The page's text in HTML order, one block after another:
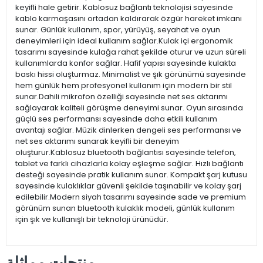
keyifli hale getirir. Kablosuz bağlantı teknolojisi sayesinde
kablo karmaşasını ortadan kaldırarak özgür hareket imkanı
sunar. Günlük kullanım, spor, yürüyüş, seyahat ve oyun
deneyimleri için ideal kullanım sağlar.Kulak içi ergonomik
tasarımı sayesinde kulağa rahat şekilde oturur ve uzun süreli
kullanımlarda konfor sağlar. Hafif yapısı sayesinde kulakta
baskı hissi oluşturmaz. Minimalist ve şık görünümü sayesinde
hem günlük hem profesyonel kullanım için modern bir stil
sunar.Dahili mikrofon özelliği sayesinde net ses aktarımı
sağlayarak kaliteli görüşme deneyimi sunar. Oyun sırasında
güçlü ses performansı sayesinde daha etkili kullanım
avantajı sağlar. Müzik dinlerken dengeli ses performansı ve
net ses aktarımı sunarak keyifli bir deneyim
oluşturur.Kablosuz bluetooth bağlantısı sayesinde telefon,
tablet ve farklı cihazlarla kolay eşleşme sağlar. Hızlı bağlantı
desteği sayesinde pratik kullanım sunar. Kompakt şarj kutusu
sayesinde kulaklıklar güvenli şekilde taşınabilir ve kolay şarj
edilebilir.Modern siyah tasarımı sayesinde sade ve premium
görünüm sunan bluetooth kulaklık modeli, günlük kullanım
için şık ve kullanışlı bir teknoloji ürünüdür.